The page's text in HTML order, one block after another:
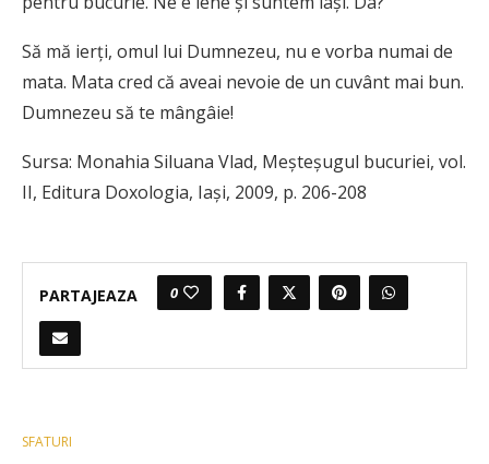
Să mă ierți, omul lui Dumnezeu, nu e vorba numai de
mata. Mata cred că aveai nevoie de un cuvânt mai bun.
Dumnezeu să te mângâie!
Sursa: Monahia Siluana Vlad, Meșteșugul bucuriei, vol.
II, Editura Doxologia, Iași, 2009, p. 206-208
PARTAJEAZA 0
SFATURI